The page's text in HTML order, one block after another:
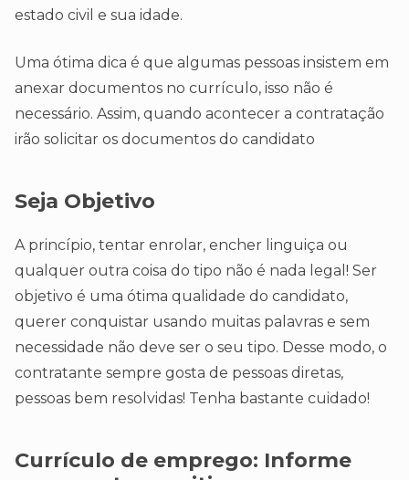
estado civil e sua idade.
Uma ótima dica é que algumas pessoas insistem em
anexar documentos no currículo, isso não é
necessário. Assim, quando acontecer a contratação
irão solicitar os documentos do candidato
Seja Objetivo
A princípio, tentar enrolar, encher linguiça ou
qualquer outra coisa do tipo não é nada legal! Ser
objetivo é uma ótima qualidade do candidato,
querer conquistar usando muitas palavras e sem
necessidade não deve ser o seu tipo. Desse modo, o
contratante sempre gosta de pessoas diretas,
pessoas bem resolvidas! Tenha bastante cuidado!
Currículo de emprego: Informe